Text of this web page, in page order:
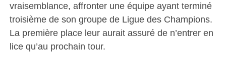
vraisemblance, affronter une équipe ayant terminé
troisième de son groupe de Ligue des Champions.
La première place leur aurait assuré de n’entrer en
lice qu’au prochain tour.